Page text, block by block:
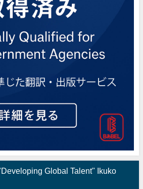
Global Talent" Ikuko